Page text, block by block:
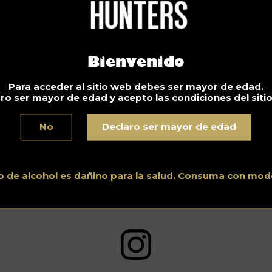
Bienvenido
Para acceder al sitio web debes ser mayor de edad.
ser mayor de edad y acepto las condiciones del
No Declaro ser mayor de edad
de alcohol es dañino para la salud. Consuma con
sus habilidades en preparar cócteles miniatura y comida.
en Instagram y Facebook de@liebslove